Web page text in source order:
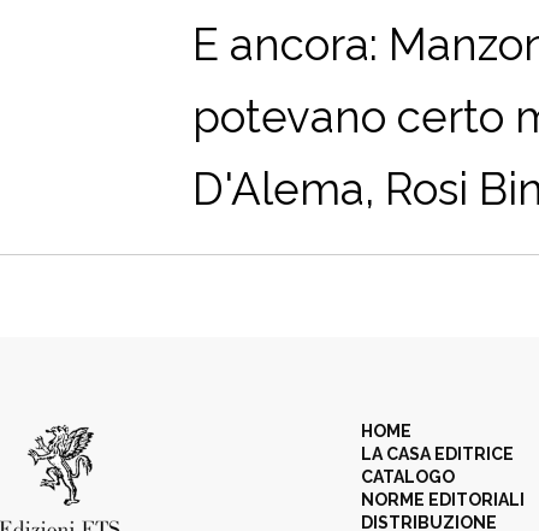
E ancora:
potevano certo
D'Alema, Rosi
HOME
LA CASA EDITRICE
CATALOGO
NORME EDITORIALI
DISTRIBUZIONE